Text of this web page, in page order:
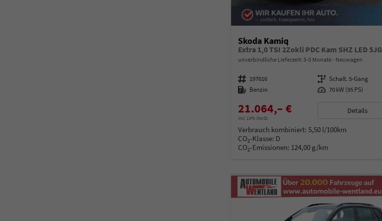
Skoda Kamiq
Extra 1,0 TSI 2Zokli PDC Kam SHZ LED 5JG
unverbindliche Lieferzeit: 3-5 Monate Neuwagen
Fahrzeugnummer 197616 Getriebe Schalt. 5-Gang
Kraftstoff Benzin Leistung 70 kW (95 PS)
21.064,– €
incl. 19% MwSt.
Details
Verbrauch kombiniert: 5,50 l/100km
CO2-Klasse: D
CO2-Emissionen: 124,00 g/km